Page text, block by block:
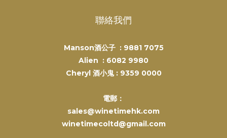
聯絡我們
Manson酒公子 : 9881 7075
Alien : 6082 9980
Cheryl 酒小鬼 : 9359 0000
電郵：
sales@winetimehk.com
winetimecoltd@gmail.com